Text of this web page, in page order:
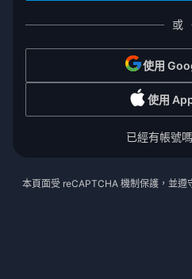
或
使用
使用
已經有帳號
本頁面受 reCAPTCHA 機制保護，並遵